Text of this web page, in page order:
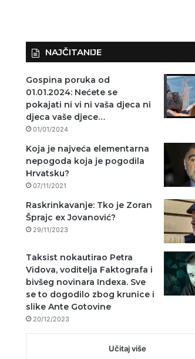
NAJČITANIJE
Gospina poruka od
01.01.2024: Nećete se
pokajati ni vi ni vaša djeca ni
djeca vaše djece…
01/01/2024
Koja je najveća elementarna
nepogoda koja je pogodila
Hrvatsku?
07/11/2021
Raskrinkavanje: Tko je Zoran
Šprajc ex Jovanović?
29/11/2023
Taksist nokautirao Petra
Vidova, voditelja Faktografa i
bivšeg novinara Indexa. Sve
se to dogodilo zbog krunice i
slike Ante Gotovine
20/12/2023
Učitaj više